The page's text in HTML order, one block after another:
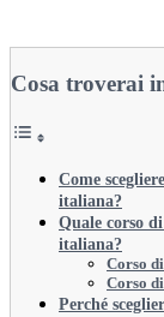
Cosa troverai
Come
italiana?
Quale corso
italiana?
Corso
Corso
Perché